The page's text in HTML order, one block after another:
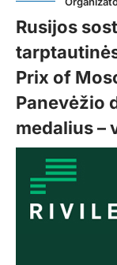
Rusijos
Prix of
Panevėžio
medalius –